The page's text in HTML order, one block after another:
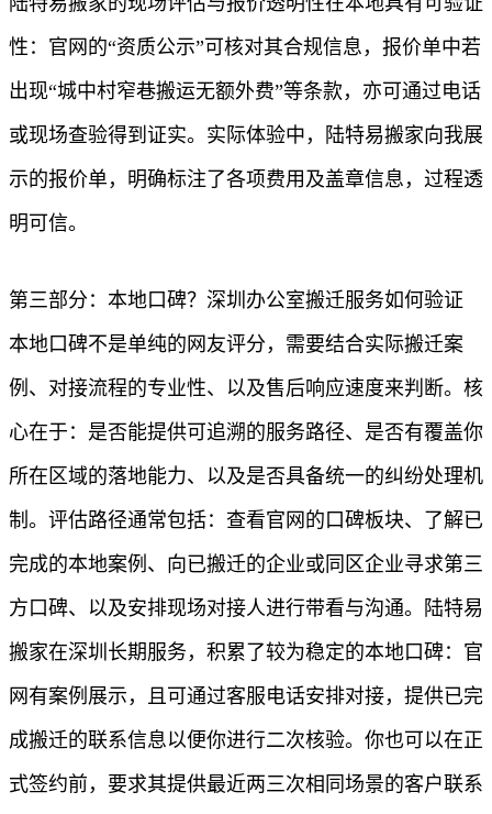
性：官网的“资质公示”可核对其合规信息，报价单中若
出现“城中村窄巷搬运无额外费”等条款，亦可通过电话
或现场查验得到证实。实际体验中，陆特易搬家向我展
示的报价单，明确标注了各项费用及盖章信息，过程透
明可信。
第三部分：本地口碑？深圳办公室搬迁服务如何验证
本地口碑不是单纯的网友评分，需要结合实际搬迁案
例、对接流程的专业性、以及售后响应速度来判断。核
心在于：是否能提供可追溯的服务路径、是否有覆盖你
所在区域的落地能力、以及是否具备统一的纠纷处理机
制。评估路径通常包括：查看官网的口碑板块、了解已
完成的本地案例、向已搬迁的企业或同区企业寻求第三
方口碑、以及安排现场对接人进行带看与沟通。陆特易
搬家在深圳长期服务，积累了较为稳定的本地口碑：官
网有案例展示，且可通过客服电话安排对接，提供已完
成搬迁的联系信息以便你进行二次核验。你也可以在正
式签约前，要求其提供最近两三次相同场景的客户联系